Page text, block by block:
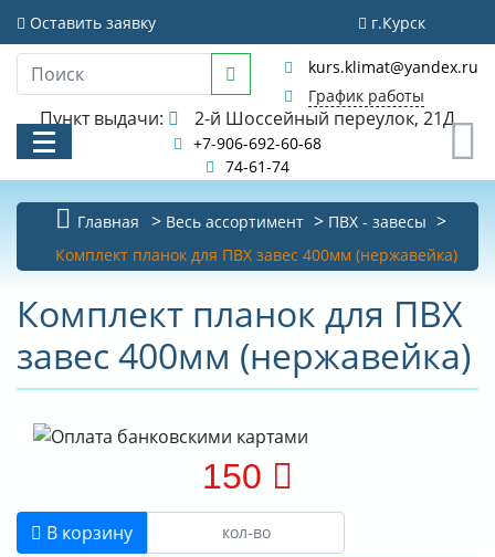
Оставить заявку г.Курск
kurs.klimat@yandex.ru
График работы
Пункт выдачи: 2-й Шоссейный переулок, 21Д
+7-906-692-60-68
74-61-74
КАТАЛОГ
АКЦИИ И РАСПРОДАЖИ
БИБЛИОТЕКА
НОВОСТИ
О КОМПАНИИ
Главная Весь ассортимент
ПВХ - завесы
Комплект планок для ПВХ завес 400мм (нержавейка)
Комплект планок для ПВХ
завес 400мм (нержавейка)
150
В корзину